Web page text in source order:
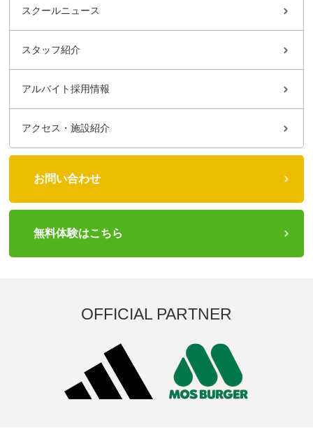
スクールニュース
スタッフ紹介
アルバイト採用情報
アクセス・施設紹介
お問い合わせ
無料体験はこちら
OFFICIAL PARTNER